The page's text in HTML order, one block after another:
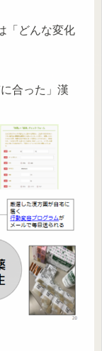
「どんな変化
合った」漢